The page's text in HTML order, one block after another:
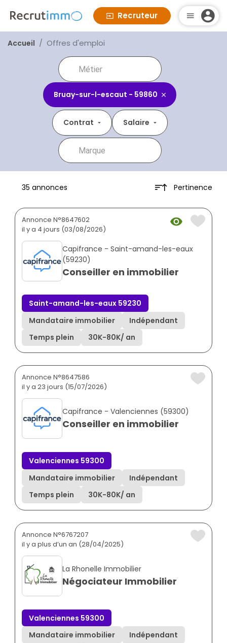
Recruteur
Accueil Offres d'emploi
Bruay-sur-l-escaut - 59860
Contrat Salaire
35 annonces Pertinence
Annonce N°8647602
il y a 4 jours (03/08/2026)
Capifrance - Saint-amand-les-eaux
(59230)
Conseiller en immobilier
Saint-amand-les-eaux 59230
Mandataire immobilier
Indépendant
Temps plein
30K-80K/ an
Annonce N°8647586
il y a 23 jours (15/07/2026)
Capifrance - Valenciennes (59300)
Conseiller en immobilier
Valenciennes 59300
Mandataire immobilier
Indépendant
Temps plein
30K-80K/ an
Annonce N°6767207
il y a plus d’un an (28/04/2025)
La Rhonelle Immobilier
Négociateur Immobilier
Valenciennes 59300
Mandataire immobilier
Indépendant